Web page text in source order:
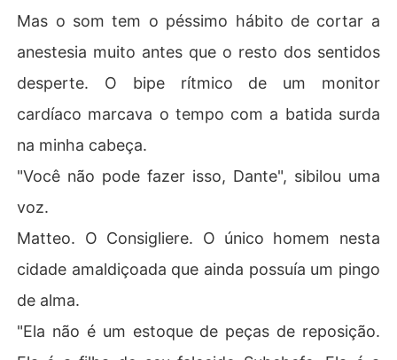
Mas o som tem o péssimo hábito de cortar a
anestesia muito antes que o resto dos sentidos
desperte. O bipe rítmico de um monitor
cardíaco marcava o tempo com a batida surda
na minha cabeça.
"Você não pode fazer isso, Dante", sibilou uma
voz.
Matteo. O Consigliere. O único homem nesta
cidade amaldiçoada que ainda possuía um pingo
de alma.
"Ela não é um estoque de peças de reposição.